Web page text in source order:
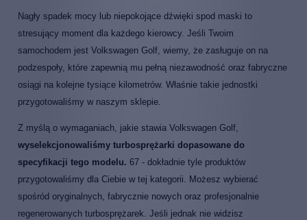
Nagły spadek mocy lub niepokojące dźwięki spod maski to
stresujący moment dla każdego kierowcy. Jeśli Twoim
samochodem jest Volkswagen Golf, wiemy, że zasługuje on na
podzespoły, które zapewnią mu pełną niezawodność oraz fabryczne
osiągi na kolejne tysiące kilometrów. Właśnie takie jednostki
przygotowaliśmy w naszym sklepie.
Z myślą o wymaganiach, jakie stawia Volkswagen Golf,
wyselekcjonowaliśmy turbosprężarki dopasowane do
specyfikacji tego modelu. 67 - dokładnie tyle produktów
przygotowaliśmy dla Ciebie w tej kategorii. Możesz wybierać
spośród oryginalnych, fabrycznie nowych oraz profesjonalnie
regenerowanych turbosprężarek. Jeśli jednak nie widzisz